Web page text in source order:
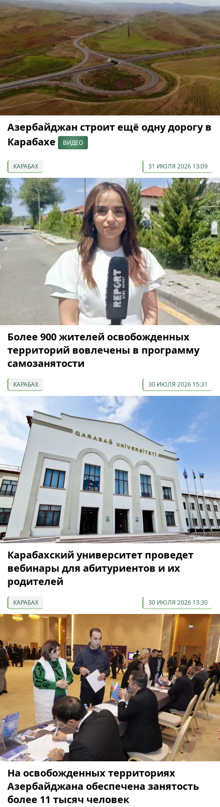
Азербайджан строит ещё одну дорогу в
Карабахе
ВИДЕО
КАРАБАХ 31 ИЮЛЯ 2026 13:09
Более 900 жителей освобожденных
территорий вовлечены в программу
самозанятости
КАРАБАХ 30 ИЮЛЯ 2026 15:31
Карабахский университет проведет
вебинары для абитуриентов и их
родителей
КАРАБАХ 30 ИЮЛЯ 2026 13:30
На освобожденных территориях
Азербайджана обеспечена занятость
более 11 тысяч человек